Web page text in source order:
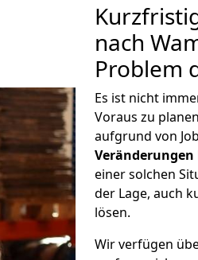
nach
Problem
Es ist nicht
Voraus zu
aufgrund von
einer solchen
der Lage, auch
lösen.
Wir verfügen